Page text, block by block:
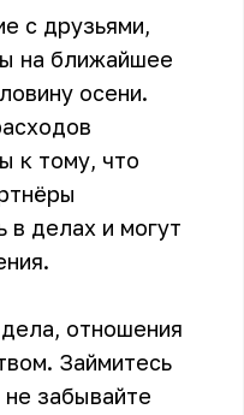
с друзьями,
на ближайшее
осени.
к тому, что
в делах и могут
отношения
Займитесь
забывайте